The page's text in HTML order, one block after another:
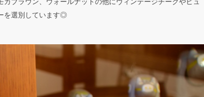
を選別しています◎